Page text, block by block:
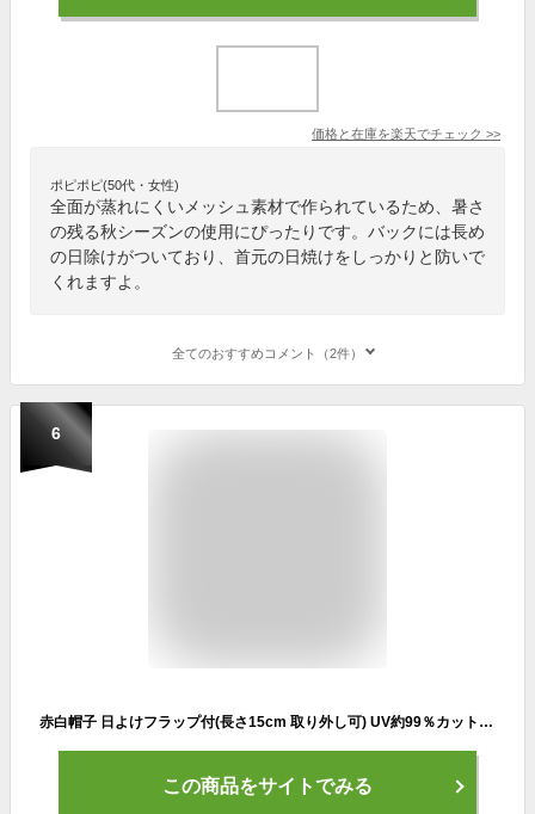
価格と在庫を楽天でチェック >>
ポピポピ(50代・女性)
全面が蒸れにくいメッシュ素材で作られているため、暑さ
の残る秋シーズンの使用にぴったりです。バックには長め
の日除けがついており、首元の日焼けをしっかりと防いで
くれますよ。
全てのおすすめコメント（2件）
6
赤白帽子 日よけフラップ付(長さ15cm 取り外し可) UV約99％カット 熱射予防に フットマーク 体操帽子 幼児フリーサイズ L LL 選べる14色(L LLは赤のみ) FOOT MARK 体操帽子 体操服 園児 幼稚園 ジュニア キッズ
この商品をサイトでみる